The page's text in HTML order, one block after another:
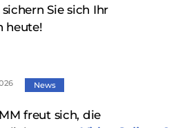
sichern Sie sich Ihr
heute!
News
freut sich, die